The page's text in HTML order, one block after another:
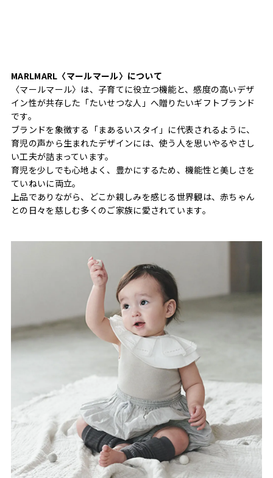
MARLMARL〈マールマール〉について
〈マールマール〉は、子育てに役立つ機能と、感度の高いデザ
イン性が共存した「たいせつな人」へ贈りたいギフトブランド
です。
ブランドを象徴する「まあるいスタイ」に代表されるように、
育児の声から生まれたデザインには、使う人を思いやるやさし
い工夫が詰まっています。
育児を少しでも心地よく、豊かにするため、機能性と美しさを
ていねいに両立。
上品でありながら、どこか親しみを感じる世界観は、赤ちゃん
との日々を慈しむ多くのご家族に愛されています。